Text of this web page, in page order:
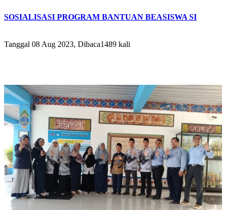
SOSIALISASI PROGRAM BANTUAN BEASISWA SI
Tanggal 08 Aug 2023, Dibaca1489 kali